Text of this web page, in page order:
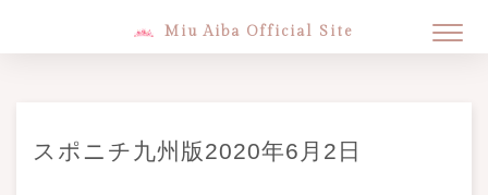
Miu Aiba Official Site
スポニチ九州版2020年6月2日